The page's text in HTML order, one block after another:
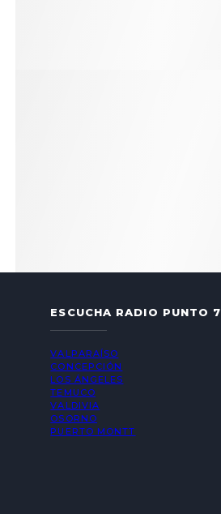
ESCUCHA RADIO PUNTO 7
VALPARAÍSO
CONCEPCIÓN
LOS ÁNGELES
TEMUCO
VALDIVIA
OSORNO
PUERTO MONTT